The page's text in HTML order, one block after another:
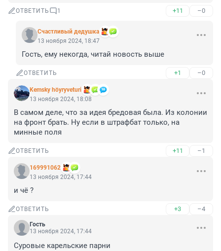
ОТВЕТИТЬ 1 +11 –0
Счастливый дедушка
13 ноября 2024, 18:47
Гость, ему некогда, читай новость выше
ОТВЕТИТЬ +1 –0
Kemsky höyryveturi
13 ноября 2024, 18:08
В самом деле, что за идея бредовая была. Из колонии
на фронт брать. Ну если в штрафбат только, на
минные поля
ОТВЕТИТЬ +11 –1
169991062
13 ноября 2024, 17:44
и чё ?
ОТВЕТИТЬ +3 –4
Гость
13 ноября 2024, 17:44
Суровые карельские парни